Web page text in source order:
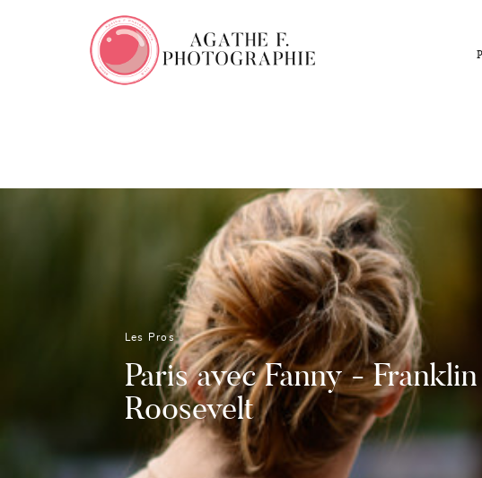
Les Pros
Paris avec Fanny - Franklin
Roosevelt